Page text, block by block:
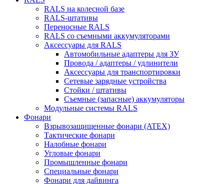
RALS на колесной базе
RALS-штативы
Переносные RALS
RALS со съемными аккумуляторами
Аксессуары для RALS
Автомобильные адаптеры для ЗУ
Провода / адаптеры / удлинители
Аксессуары для транспортировки
Сетевые зарядные устройства
Стойки / штативы
Съемные (запасные) аккумуляторы
Модульные системы RALS
Фонари
Взрывозащищенные фонари (ATEX)
Тактические фонари
Налобные фонари
Угловые фонари
Промышленные фонари
Специальные фонари
Фонари для дайвинга